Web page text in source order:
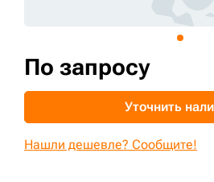
По запросу
Уточнить
Нашли дешевле? Сообщите!
sksale@skdst.ru
+7 (499) 394-50-93